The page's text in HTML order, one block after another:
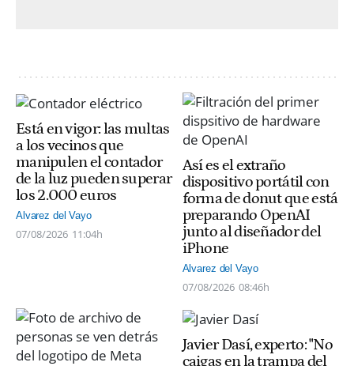
Está en vigor: las multas
a los vecinos que
manipulen el contador
de la luz pueden superar
los 2.000 euros
Alvarez del Vayo
07/08/2026 11:04h
Así es el extraño
dispositivo portátil con
forma de donut que está
preparando OpenAI
junto al diseñador del
iPhone
Alvarez del Vayo
07/08/2026 08:46h
Javier Dasí, experto: "No
caigas en la trampa del